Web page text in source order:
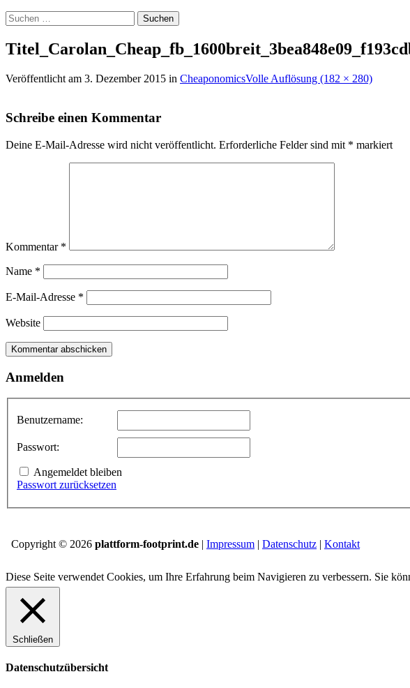
Suchen
nach:
Veröffentlicht am 3. Dezember 2015 in CheaponomicsVolle Auflösung (182 × 280)
Schreibe einen Kommentar
Deine E-Mail-Adresse wird nicht veröffentlicht. Erforderliche Felder sind mit * markiert
Kommentar *
Name *
E-Mail-Adresse *
Website
Anmelden
Benutzername:
Passwort:
Angemeldet bleiben
Passwort zurücksetzen
Copyright © 2026 plattform-footprint.de | Impressum | Datenschutz | Kontakt
Diese Seite verwendet Cookies, um Ihre Erfahrung beim Navigieren zu verbessern. Sie
Schließen
Datenschutzübersicht